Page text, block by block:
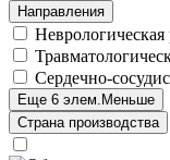
Направления
Неврологическая
Сердечно-
Еще 6 элем. Меньше
Страна производства